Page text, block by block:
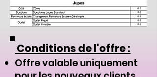
Conditions de l'offre :
Offre valable uniquement